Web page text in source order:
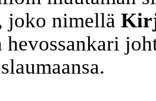
joko nimellä
hevossankari